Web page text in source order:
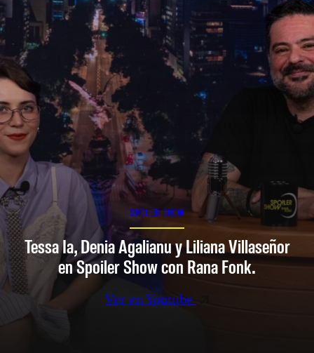
SPOILER SHOW
Tessa Ia, Denia Agalianu y Liliana Villaseñor
en Spoiler Show con Rana Fonk.
Ver en Youtube